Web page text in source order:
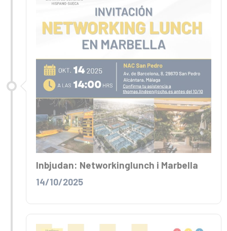
Inbjudan: Networkinglunch i Marbella
14/10/2025